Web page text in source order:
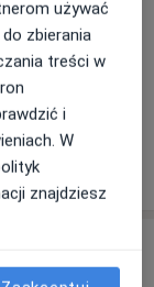
używać
zbierania
treści w
i
W
znajdziesz